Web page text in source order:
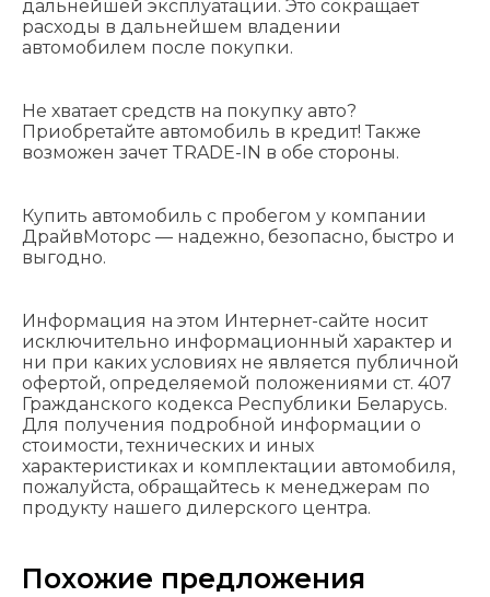
дальнейшей эксплуатации. Это сокращает
расходы в дальнейшем владении
автомобилем после покупки.
Не хватает средств на покупку авто?
Приобретайте автомобиль в кредит! Также
возможен зачет TRADE-IN в обе стороны.
Купить автомобиль с пробегом у компании
ДрайвМоторс — надежно, безопасно, быстро и
выгодно.
Информация на этом Интернет-сайте носит
исключительно информационный характер и
ни при каких условиях не является публичной
офертой, определяемой положениями cт. 407
Гражданского кодекса Республики Беларусь.
Для получения подробной информации о
стоимости, технических и иных
характеристиках и комплектации автомобиля,
пожалуйста, обращайтесь к менеджерам по
продукту нашего дилерского центра.
Похожие предложения